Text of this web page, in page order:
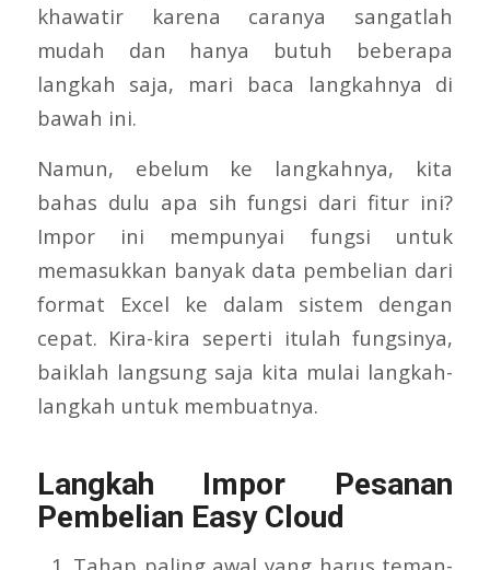
khawatir karena caranya sangatlah
mudah dan hanya butuh beberapa
langkah saja, mari baca langkahnya di
bawah ini.
Namun, ebelum ke langkahnya, kita
bahas dulu apa sih fungsi dari fitur ini?
Impor ini mempunyai fungsi untuk
memasukkan banyak data pembelian dari
format Excel ke dalam sistem dengan
cepat. Kira-kira seperti itulah fungsinya,
baiklah langsung saja kita mulai langkah-
langkah untuk membuatnya.
Langkah Impor Pesanan
Pembelian Easy Cloud